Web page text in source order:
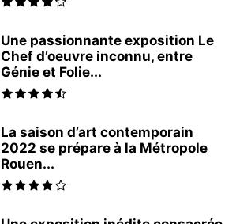
Une passionnante exposition Le
Chef d’oeuvre inconnu, entre
Génie et Folie...
La saison d’art contemporain
2022 se prépare à la Métropole
Rouen...